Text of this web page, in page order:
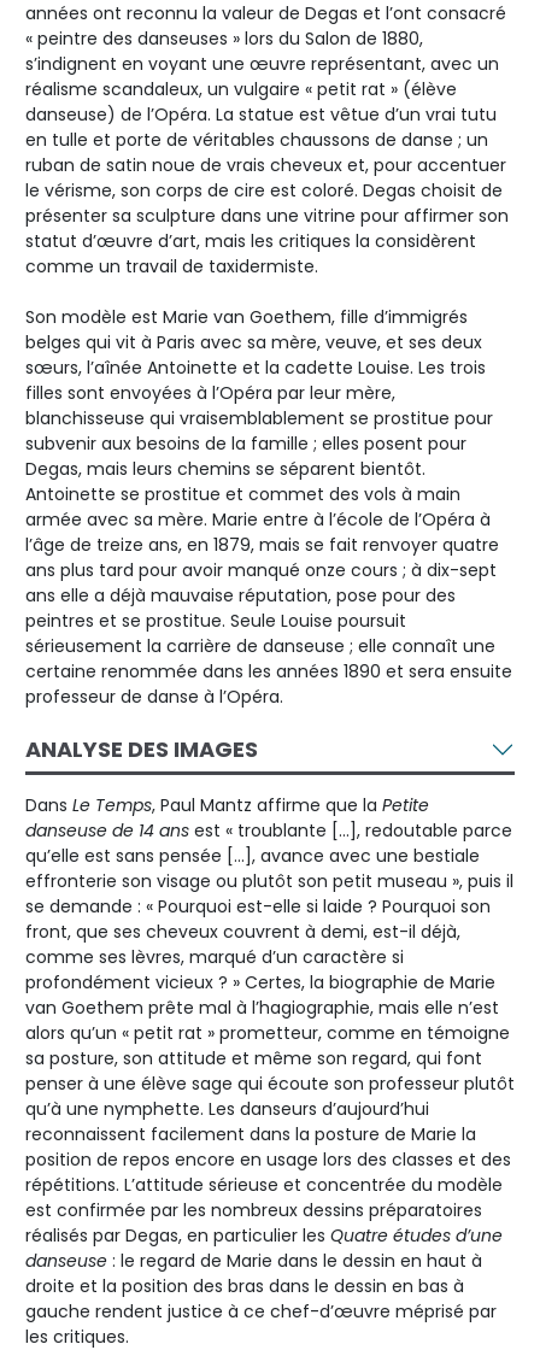
années ont reconnu la valeur de Degas et l’ont consacré
« peintre des danseuses » lors du Salon de 1880,
s’indignent en voyant une œuvre représentant, avec un
réalisme scandaleux, un vulgaire « petit rat » (élève
danseuse) de l’Opéra. La statue est vêtue d’un vrai tutu
en tulle et porte de véritables chaussons de danse ; un
ruban de satin noue de vrais cheveux et, pour accentuer
le vérisme, son corps de cire est coloré. Degas choisit de
présenter sa sculpture dans une vitrine pour affirmer son
statut d’œuvre d’art, mais les critiques la considèrent
comme un travail de taxidermiste.
Son modèle est Marie van Goethem, fille d’immigrés
belges qui vit à Paris avec sa mère, veuve, et ses deux
sœurs, l’aînée Antoinette et la cadette Louise. Les trois
filles sont envoyées à l’Opéra par leur mère,
blanchisseuse qui vraisemblablement se prostitue pour
subvenir aux besoins de la famille ; elles posent pour
Degas, mais leurs chemins se séparent bientôt.
Antoinette se prostitue et commet des vols à main
armée avec sa mère. Marie entre à l’école de l’Opéra à
l’âge de treize ans, en 1879, mais se fait renvoyer quatre
ans plus tard pour avoir manqué onze cours ; à dix-sept
ans elle a déjà mauvaise réputation, pose pour des
peintres et se prostitue. Seule Louise poursuit
sérieusement la carrière de danseuse ; elle connaît une
certaine renommée dans les années 1890 et sera ensuite
professeur de danse à l’Opéra.
ANALYSE DES IMAGES
Dans Le Temps, Paul Mantz affirme que la Petite
danseuse de 14 ans est « troublante […], redoutable parce
qu’elle est sans pensée […], avance avec une bestiale
effronterie son visage ou plutôt son petit museau », puis il
se demande : « Pourquoi est-elle si laide ? Pourquoi son
front, que ses cheveux couvrent à demi, est-il déjà,
comme ses lèvres, marqué d’un caractère si
profondément vicieux ? » Certes, la biographie de Marie
van Goethem prête mal à l’hagiographie, mais elle n’est
alors qu’un « petit rat » prometteur, comme en témoigne
sa posture, son attitude et même son regard, qui font
penser à une élève sage qui écoute son professeur plutôt
qu’à une nymphette. Les danseurs d’aujourd’hui
reconnaissent facilement dans la posture de Marie la
position de repos encore en usage lors des classes et des
répétitions. L’attitude sérieuse et concentrée du modèle
est confirmée par les nombreux dessins préparatoires
réalisés par Degas, en particulier les Quatre études d’une
danseuse : le regard de Marie dans le dessin en haut à
droite et la position des bras dans le dessin en bas à
gauche rendent justice à ce chef-d’œuvre méprisé par
les critiques.